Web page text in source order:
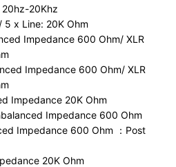
20Khz
5 x Line: 20K Ohm
Impedance 600 Ohm/ XLR
Impedance 600 Ohm/ XLR
Impedance 20K Ohm
Impedance 600 Ohm
Impedance 600 Ohm ：Post
20K Ohm